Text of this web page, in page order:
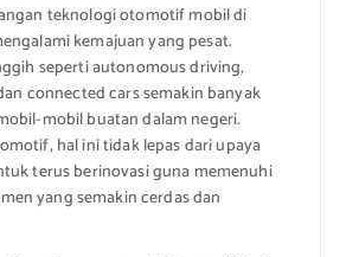
teknologi otomotif mobil di
kemajuan yang pesat.
seperti autonomous driving,
connected cars semakin banyak
mobil buatan dalam negeri.
hal ini tidak lepas dari upaya
terus berinovasi guna memenuhi
yang semakin cerdas dan